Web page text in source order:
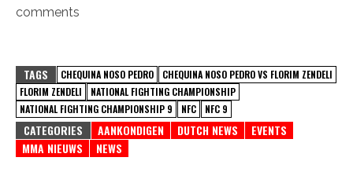
comments
TAGS CHEQUINA NOSO PEDRO
CHEQUINA NOSO PEDRO VS FLORIM ZENDELI
FLORIM ZENDELI
NATIONAL FIGHTING CHAMPIONSHIP
NATIONAL FIGHTING CHAMPIONSHIP 9
NFC NFC 9
CATEGORIES AANKONDIGEN DUTCH NEWS
EVENTS
MMA NIEUWS
NEWS